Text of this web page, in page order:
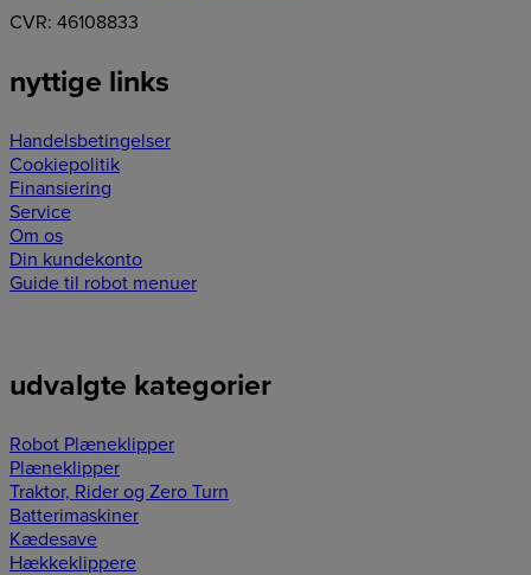
CVR: 46108833
nyttige links
Handelsbetingelser
Cookiepolitik
Finansiering
Service
Om os
Din kundekonto
Guide til robot menuer
udvalgte kategorier
Robot Plæneklipper
Plæneklipper
Traktor, Rider og Zero Turn
Batterimaskiner
Kædesave
Hækkeklippere